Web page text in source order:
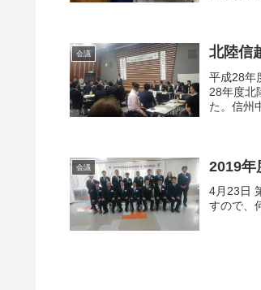
会議 北陸信
平成28年
28年度北
た。信州
会議 2019
4月23日
すので、